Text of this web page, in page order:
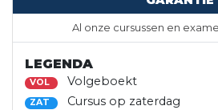
Al onze cursussen en
LEGENDA
VOL Volgeboekt
ZAT Cursus op zaterdag